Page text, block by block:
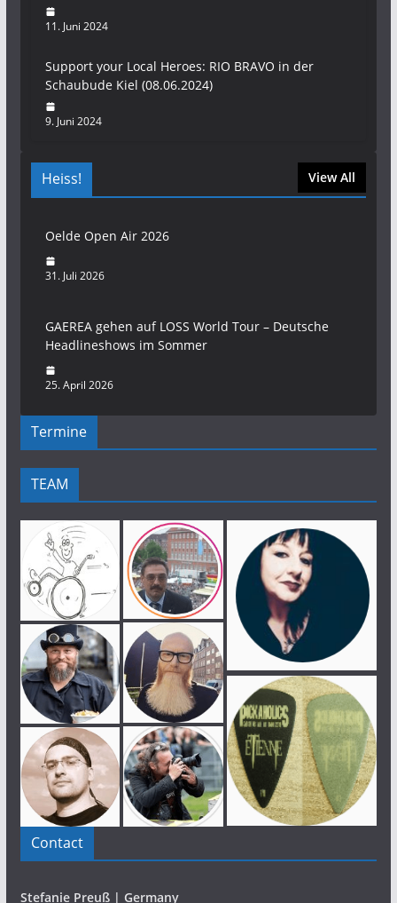
11. Juni 2024
Support your Local Heroes: RIO BRAVO in der
Schaubude Kiel (08.06.2024)
9. Juni 2024
Heiss! View All
Oelde Open Air 2026
31. Juli 2026
GAEREA gehen auf LOSS World Tour – Deutsche
Headlineshows im Sommer
25. April 2026
Termine
TEAM
Contact
Stefanie Preuß | Germany